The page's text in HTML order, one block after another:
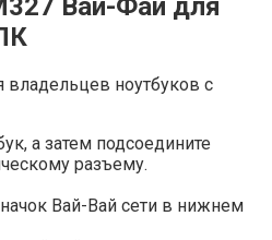
Вай-Фай для
владельцев ноутбуков с
а затем подсоедините
разъему.
Вай-Вай сети в нижнем